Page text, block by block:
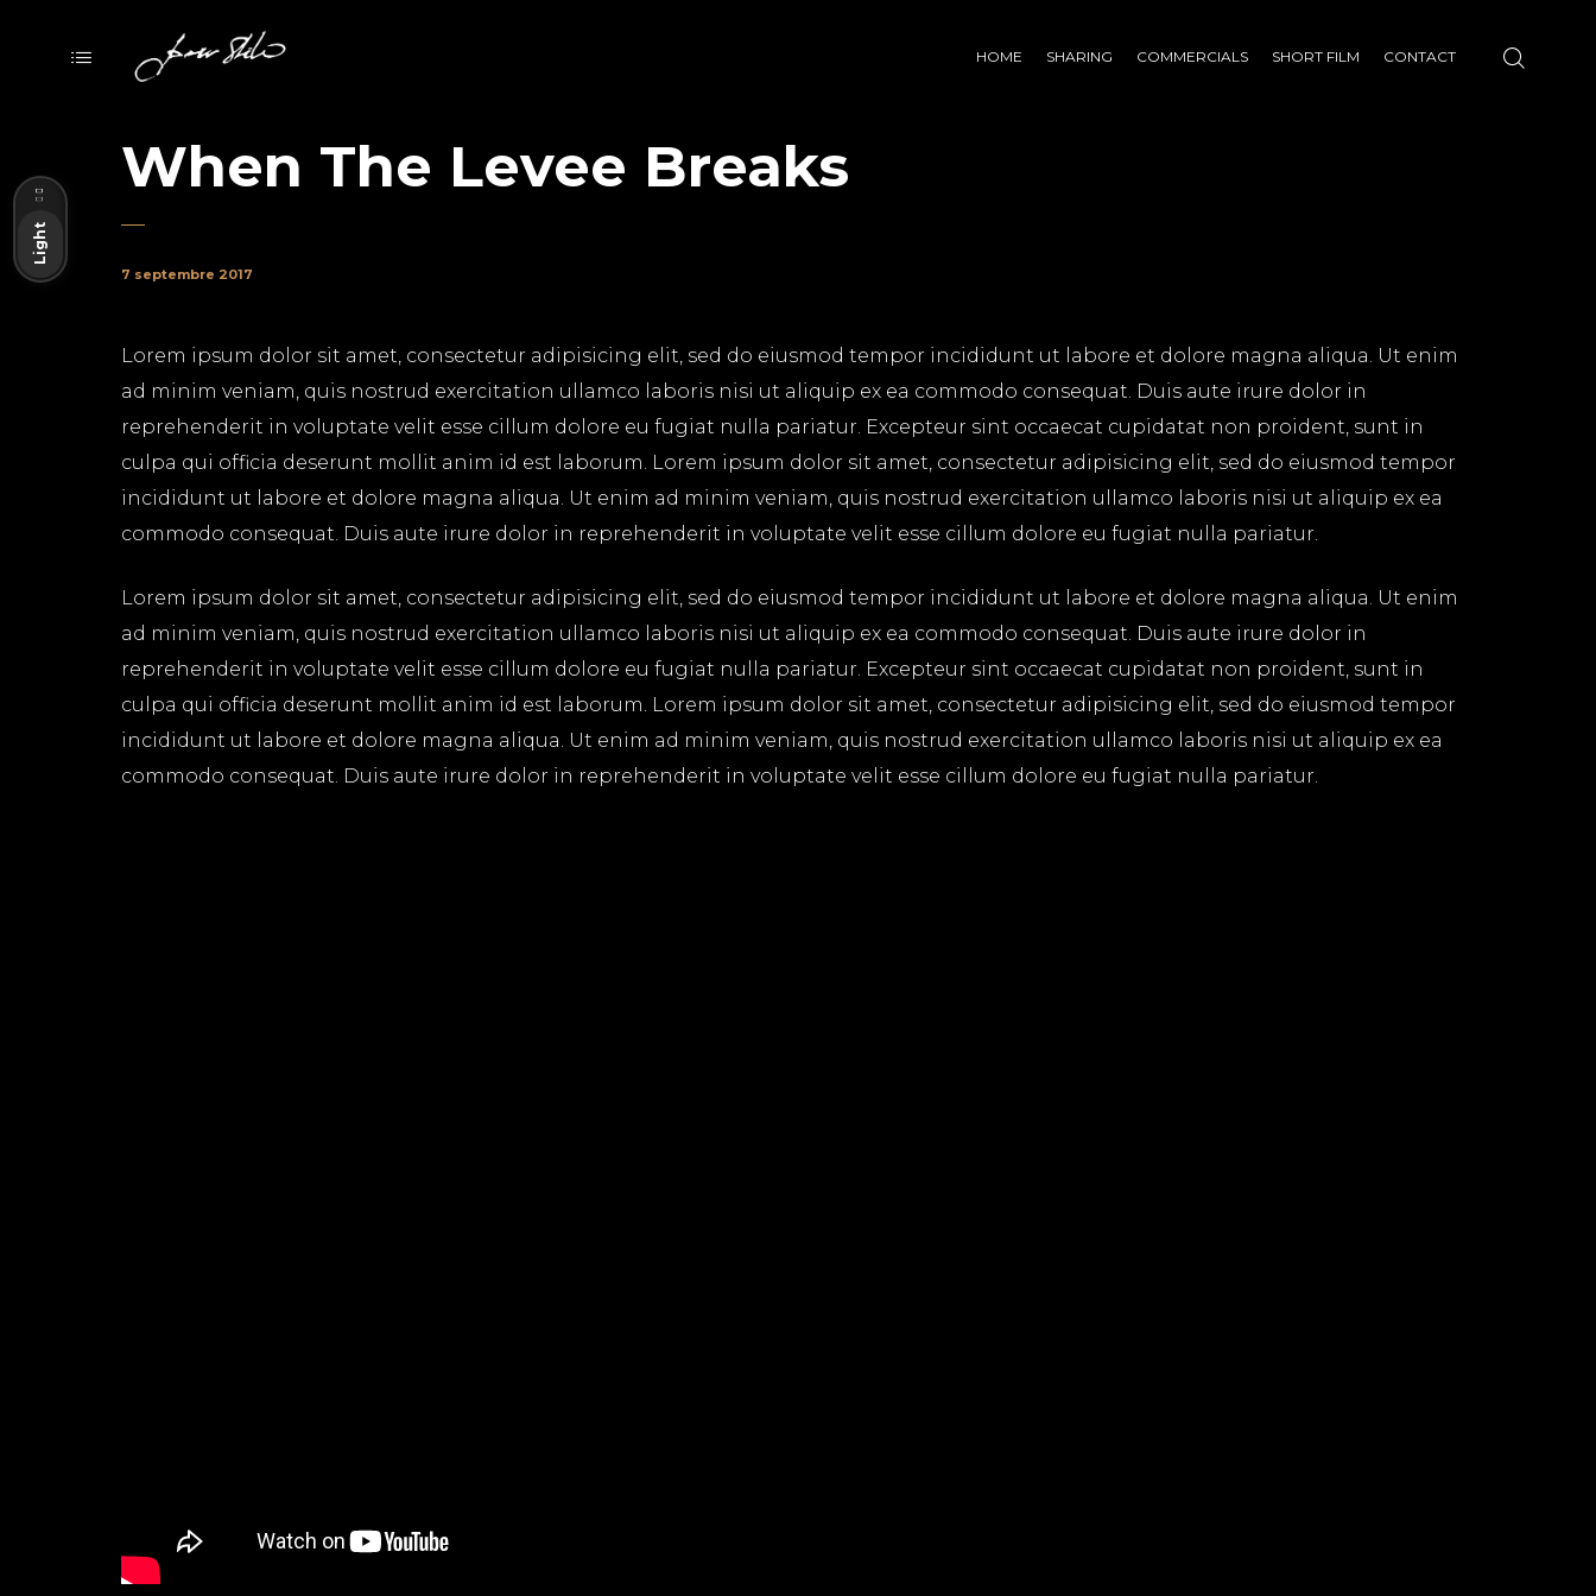
HOME SHARING COMMERCIALS SHORT FILM CONTACT
When The Levee Breaks
7 septembre 2017
Lorem ipsum dolor sit amet, consectetur adipisicing elit, sed do eiusmod tempor incididunt ut labore et dolore magna aliqua. Ut enim
ad minim veniam, quis nostrud exercitation ullamco laboris nisi ut aliquip ex ea commodo consequat. Duis aute irure dolor in
reprehenderit in voluptate velit esse cillum dolore eu fugiat nulla pariatur. Excepteur sint occaecat cupidatat non proident, sunt in
culpa qui officia deserunt mollit anim id est laborum. Lorem ipsum dolor sit amet, consectetur adipisicing elit, sed do eiusmod tempor
incididunt ut labore et dolore magna aliqua. Ut enim ad minim veniam, quis nostrud exercitation ullamco laboris nisi ut aliquip ex ea
commodo consequat. Duis aute irure dolor in reprehenderit in voluptate velit esse cillum dolore eu fugiat nulla pariatur.
Lorem ipsum dolor sit amet, consectetur adipisicing elit, sed do eiusmod tempor incididunt ut labore et dolore magna aliqua. Ut enim
ad minim veniam, quis nostrud exercitation ullamco laboris nisi ut aliquip ex ea commodo consequat. Duis aute irure dolor in
reprehenderit in voluptate velit esse cillum dolore eu fugiat nulla pariatur. Excepteur sint occaecat cupidatat non proident, sunt in
culpa qui officia deserunt mollit anim id est laborum. Lorem ipsum dolor sit amet, consectetur adipisicing elit, sed do eiusmod tempor
incididunt ut labore et dolore magna aliqua. Ut enim ad minim veniam, quis nostrud exercitation ullamco laboris nisi ut aliquip ex ea
commodo consequat. Duis aute irure dolor in reprehenderit in voluptate velit esse cillum dolore eu fugiat nulla pariatur.
Light
Dark